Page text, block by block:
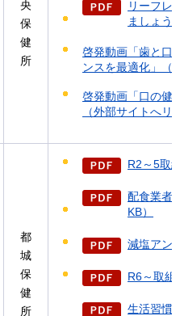
央
保
健
所
リーフレ
ましょう
啓発動画「歯と口
ンスを最適化」（
啓発動画「口の健
（外部サイトへリ
都
城
保
健
所
R2～5取
配食業者
KB）
減塩アン
R6～取組
生活習慣